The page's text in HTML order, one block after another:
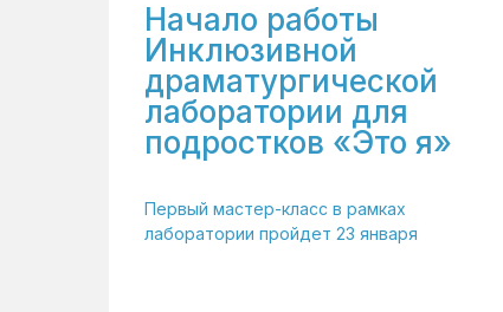
Начало работы
Инклюзивной
драматургической
лаборатории для
подростков «Это я»
Первый мастер-класс в рамках
лаборатории пройдет 23 января